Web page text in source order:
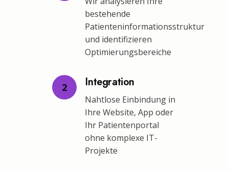
bestehende
Patienteninformationsstruktur
und identifizieren
Optimierungsbereiche
2 Integration
Nahtlose Einbindung in
Ihre Website, App oder
Ihr Patientenportal
ohne komplexe IT-
Projekte